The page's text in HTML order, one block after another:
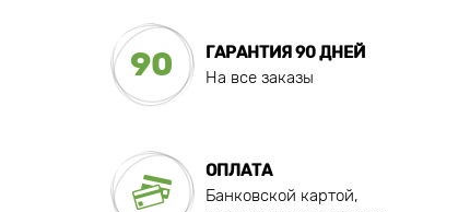
90
ГАРАНТИЯ 90 ДНЕЙ
На все заказы
ОПЛАТА
Банковской картой,